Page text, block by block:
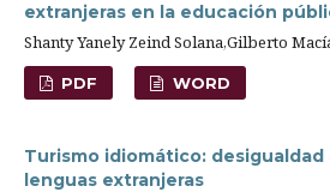
extranjeras en la educación
Shanty Yanely Zeind Solana,Gilberto
PDF WORD
Turismo idiomático:
lenguas extranjeras